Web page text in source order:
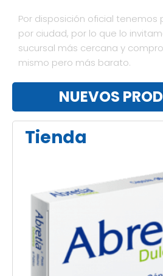
Por disposición oficial tenemos
por ciudad, por lo que lo
sucursal más cercana y
mismo pero más barato.
NUEVOS
Tienda